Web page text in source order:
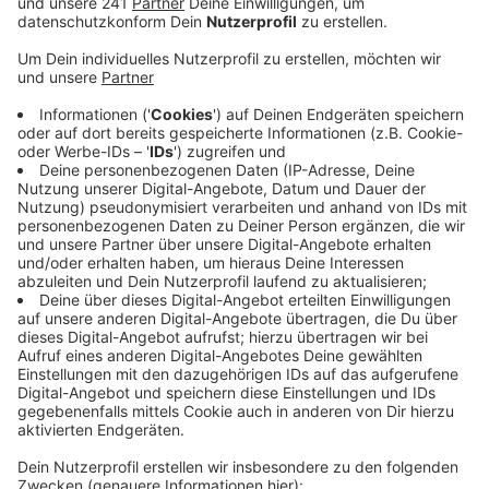
Bereich nur phasenweise saniert. Blanker Hohn,
sagt der Allgemeine Deutsche Fahrrad-Club
Leverkusen.
Anzeige
Er fordert den Bau eines, der Norm entsprechenden
Geh- und Radweges vor Ort und nimmt dafür den neu
gewählten CDU-Landtagsabgeordneten Rüdiger
Scholz in die Pflicht. Er könne sicher sein, dass der
ADFC den Finger in diese Wunde legen und seine
Forderungen weiter bekräftigen wird, heißt es in einer
offiziellen Mitteilung.Rüdiger Scholz hatte bei der
Landtagswahl mit rund 34 Prozent der Stimmen zum
geholt.